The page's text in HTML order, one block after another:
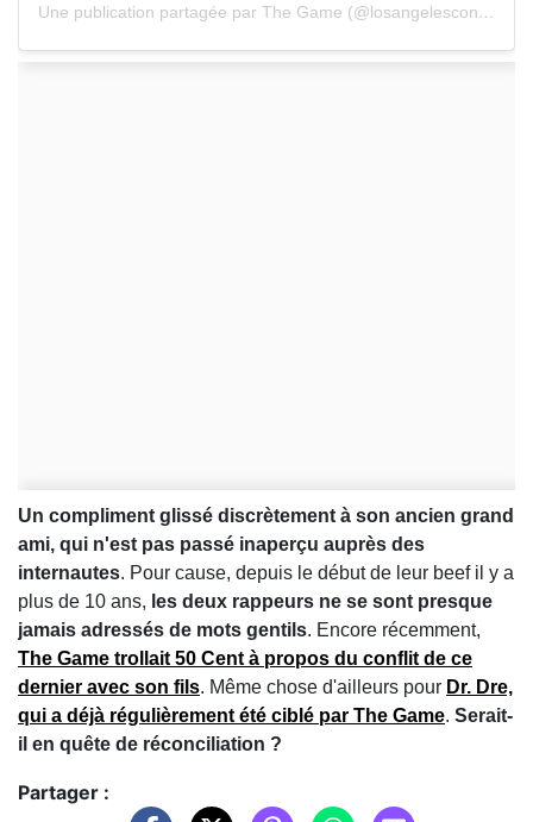
Une publication partagée par The Game (@losangelesconfidential)
Un compliment glissé discrètement à son ancien grand
ami, qui n'est pas passé inaperçu auprès des
internautes. Pour cause, depuis le début de leur beef il y a
plus de 10 ans, les deux rappeurs ne se sont presque
jamais adressés de mots gentils. Encore récemment,
The Game trollait 50 Cent à propos du conflit de ce
dernier avec son fils. Même chose d'ailleurs pour Dr. Dre,
qui a déjà régulièrement été ciblé par The Game. Serait-
il en quête de réconciliation ?
Partager :